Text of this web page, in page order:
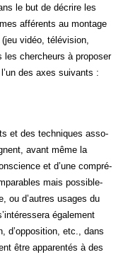
le but de décrire les
affé­rents au mon­tage
vidéo, télé­vi­sion,
les cher­cheurs à pro­po­ser
des axes suivants :
et des tech­niques asso­
avant même la
et d’une com­pré­
mais pos­si­ble­
ou d’autres usages du
éga­le­ment
d’opposition, etc., dans
être appa­ren­tés à des